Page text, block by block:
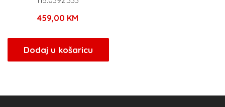
459,00 KM
Dodaj u košaricu